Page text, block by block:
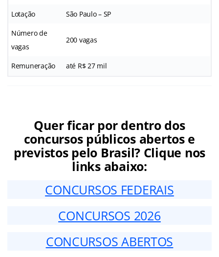
Lotação São Paulo – SP
Número de
vagas
200 vagas
Remuneração até R$ 27 mil
Quer ficar por dentro dos
concursos públicos abertos e
previstos pelo Brasil? Clique nos
links abaixo:
CONCURSOS FEDERAIS
CONCURSOS 2026
CONCURSOS ABERTOS